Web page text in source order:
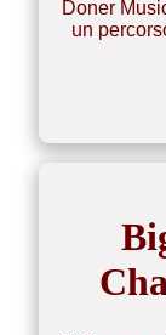
Doner
un